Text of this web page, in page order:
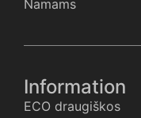
Namams
Information
ECO draugiškos